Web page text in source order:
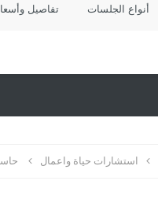
أنواع الجلسات تفاصيل
استشارات حياة واعمال